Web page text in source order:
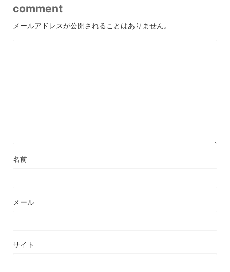
comment
メールアドレスが公開されることはありません。
名前
メール
サイト